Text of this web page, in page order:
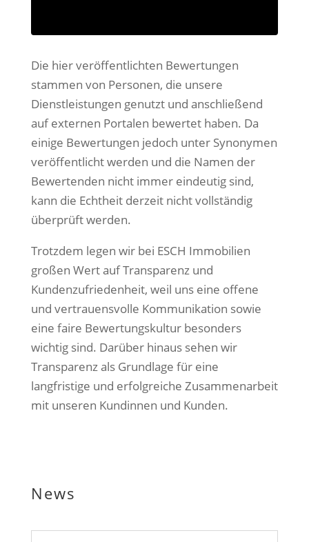
Die hier veröffentlichten Bewertungen
stammen von Personen, die unsere
Dienstleistungen genutzt und anschließend
auf externen Portalen bewertet haben. Da
einige Bewertungen jedoch unter Synonymen
veröffentlicht werden und die Namen der
Bewertenden nicht immer eindeutig sind,
kann die Echtheit derzeit nicht vollständig
überprüft werden.
Trotzdem legen wir bei ESCH Immobilien
großen Wert auf Transparenz und
Kundenzufriedenheit, weil uns eine offene
und vertrauensvolle Kommunikation sowie
eine faire Bewertungskultur besonders
wichtig sind. Darüber hinaus sehen wir
Transparenz als Grundlage für eine
langfristige und erfolgreiche Zusammenarbeit
mit unseren Kundinnen und Kunden.
News